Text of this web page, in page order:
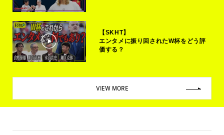
【SKHT】
エンタメに振り回されたW杯をどう評
価する？
VIEW MORE